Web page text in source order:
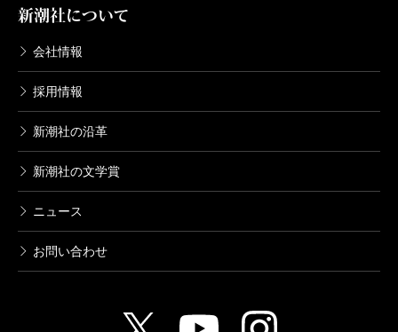
新潮社について
会社情報
採用情報
新潮社の沿革
新潮社の文学賞
ニュース
お問い合わせ